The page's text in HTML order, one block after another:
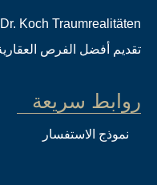
تقديم أفضل الفرص
روابط سريعة
نموذج الاستفسار